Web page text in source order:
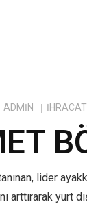
ADMIN
lider
arttırarak yurt